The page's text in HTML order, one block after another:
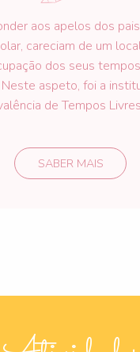
aos apelos dos
careciam de um
dos seus
aspeto, foi a
de Tempos
SABER MAIS